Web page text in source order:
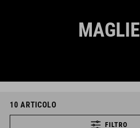
MAGLIE
10 ARTICOLO
FILTRO